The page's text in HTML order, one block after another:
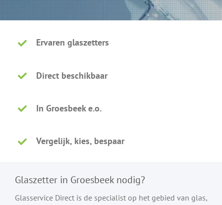
Ervaren glaszetters
Direct beschikbaar
In Groesbeek e.o.
Vergelijk, kies, bespaar
Glaszetter in Groesbeek nodig?
Glasservice Direct is de specialist op het gebied van glas,